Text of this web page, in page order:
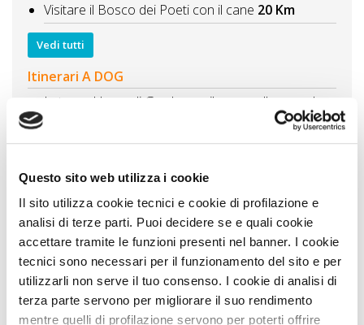
Questo sito web utilizza i cookie
Il sito utilizza cookie tecnici e cookie di profilazione e
analisi di terze parti. Puoi decidere se e quali cookie
accettare tramite le funzioni presenti nel banner. I cookie
tecnici sono necessari per il funzionamento del sito e per
utilizzarli non serve il tuo consenso. I cookie di analisi di
terza parte servono per migliorare il suo rendimento
mentre quelli di profilazione servono per poterti offrire
Visitare il Bosco dei Poeti con il cane 20 Km
Vedi tutti
Itinerari A DOG
In tour al Lago di Garda con il cane sulla sponda
Colli Euganei borghi, abbazie, ville storiche48 Km
Itinerario al Lago di Ledro con il cane tre giorni tra
Parchi, cascate e incisioni in Lombardia con il cane
tra gnomi e archeologia 62 Km
Itinerario tra ville e castelli veneti cultura e natura
con il cane62 Km
Vedi tutti